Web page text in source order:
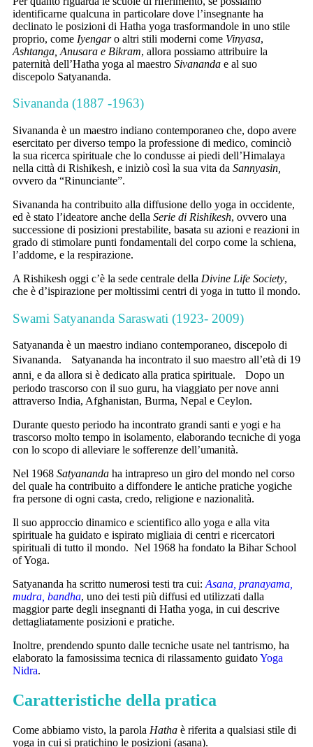
identificarne qualcuna in particolare dove l’insegnante ha
declinato le posizioni di Hatha yoga trasformandole in uno stile
proprio, come Iyengaro altri stili moderni come Vinyasa,
Ashtanga, Anusara e Bikram, allora possiamo attribuire la
paternità dell’Hatha yoga al maestro Sivananda e al suo
discepolo Satyananda.
Sivananda (1887 -1963)
Sivananda è un maestro indiano contemporaneo che, dopo avere
esercitato per diverso tempo la professione di medico, cominciò
la sua ricerca spirituale che lo condusse ai piedi dell’Himalaya
nella città di Rishikesh, e iniziò così la sua vita da Sannyasin,
ovvero da “Rinunciante”.
Sivananda ha contribuito alla diffusione dello yoga in occidente,
ed è stato l’ideatore anche della Serie di Rishikesh, ovvero una
successione di posizioni prestabilite, basata su azioni e reazioni in
grado di stimolare punti fondamentali del corpo come la schiena,
l’addome, e la respirazione.
A Rishikesh oggi c’è la sede centrale della Divine Life Society,
che è d’ispirazione per moltissimi centri di yoga in tutto il mondo.
Swami Satyananda Saraswati (1923- 2009)
Satyananda è un maestro indiano contemporaneo, discepolo di
Sivananda. Satyananda ha incontrato il suo maestro all’età di 19
anni, e da allora si è dedicato alla pratica spirituale. Dopo un
periodo trascorso con il suo guru, ha viaggiato per nove anni
attraverso India, Afghanistan, Burma, Nepal e Ceylon.
Durante questo periodo ha incontrato grandi santi e yogi e ha
trascorso molto tempo in isolamento, elaborando tecniche di yoga
con lo scopo di alleviare le sofferenze dell’umanità.
Nel 1968 Satyananda ha intrapreso un giro del mondo nel corso
del quale ha contribuito a diffondere le antiche pratiche yogiche
fra persone di ogni casta, credo, religione e nazionalità.
Il suo approccio dinamico e scientifico allo yoga e alla vita
spirituale ha guidato e ispirato migliaia di centri e ricercatori
spirituali di tutto il mondo. Nel 1968 ha fondato la Bihar School
of Yoga.
Satyananda ha scritto numerosi testi tra cui:Asana, pranayama,
mudra, bandha, uno dei testi più diffusi ed utilizzati dalla
maggior parte degli insegnanti di Hatha yoga, in cui descrive
dettagliatamente posizioni e pratiche.
Inoltre, prendendo spunto dalle tecniche usate nel tantrismo, ha
elaborato la famosissima tecnica di rilassamento guidatoYoga
Nidra.
Caratteristiche della pratica
Come abbiamo visto, la parola Hatha è riferita a qualsiasi stile di
yoga in cui si pratichino le posizioni (asana).